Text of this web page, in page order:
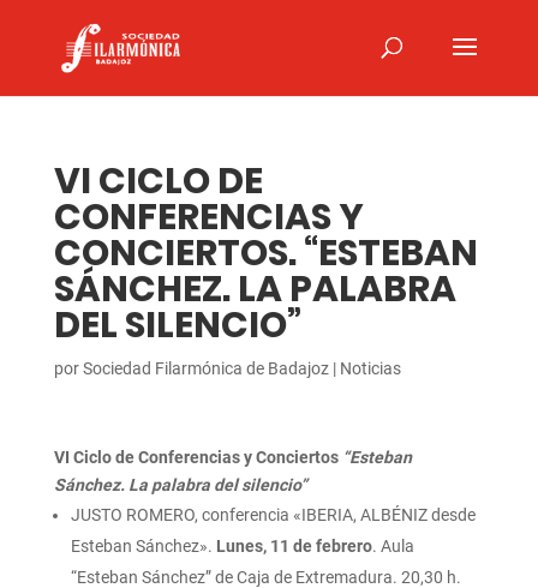
VI CICLO DE
CONFERENCIAS Y
CONCIERTOS. “ESTEBAN
SÁNCHEZ. LA PALABRA
DEL SILENCIO”
porSociedad Filarmónica de Badajoz| Noticias
VI Ciclo de Conferencias y Conciertos “Esteban
Sánchez. La palabra del silencio”
JUSTO ROMERO, conferencia «IBERIA, ALBÉNIZ desde
Esteban Sánchez». Lunes, 11 de febrero. Aula
“Esteban Sánchez” de Caja de Extremadura. 20,30 h.